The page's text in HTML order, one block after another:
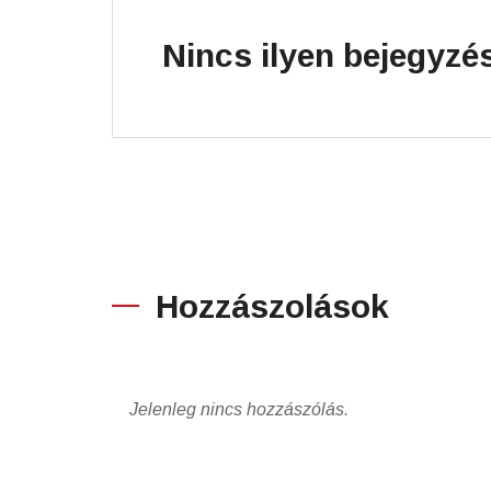
Nincs ilyen
Hozzászolások
Jelenleg nincs hozzászólás.